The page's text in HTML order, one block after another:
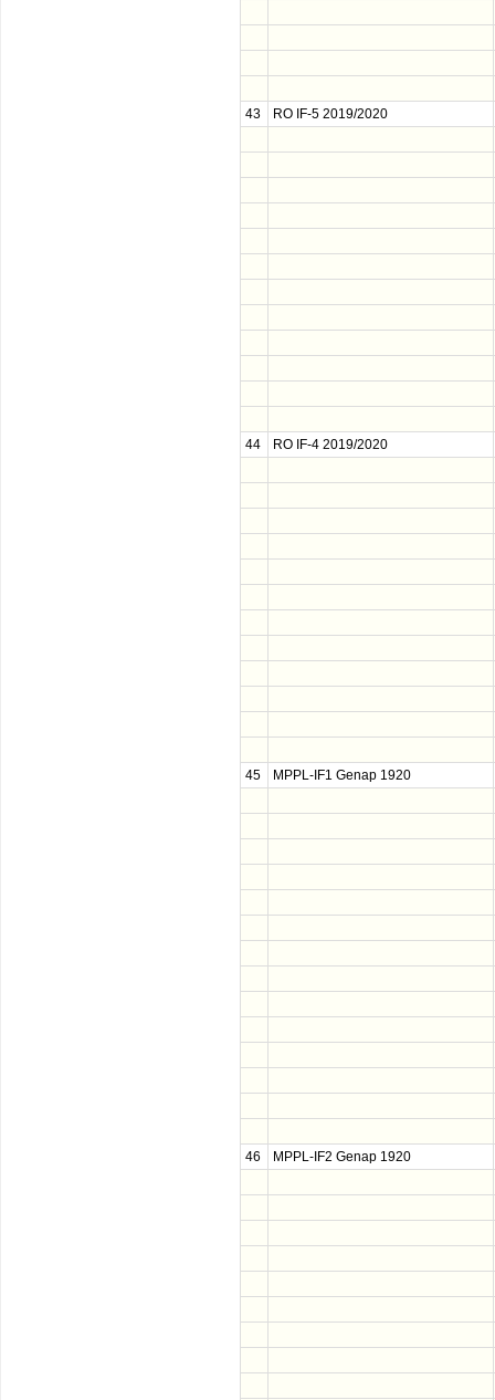
43 RO IF-5 2019/2020
44 RO IF-4 2019/2020
45 MPPL-IF1 Genap 1920
46 MPPL-IF2 Genap 1920